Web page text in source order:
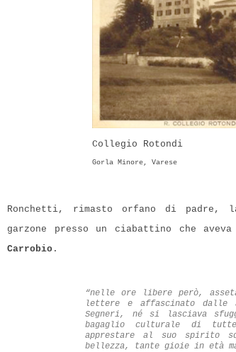
Collegio Rotondi
Gorla Minore, Varese
Ronchetti, rimasto orfano di padre,
garzone presso un ciabattino che
Carrobio .
“nelle ore libere però,
lettere e affascinato
Segneri, né si lasciava
bagaglio culturale di
apprestare al suo spirito
bellezza, tante gioie in età